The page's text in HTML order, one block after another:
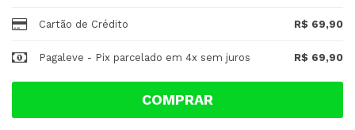
Cartão de Crédito R$ 69,90
Pagaleve - Pix parcelado em 4x sem juros R$ 69,90
COMPRAR